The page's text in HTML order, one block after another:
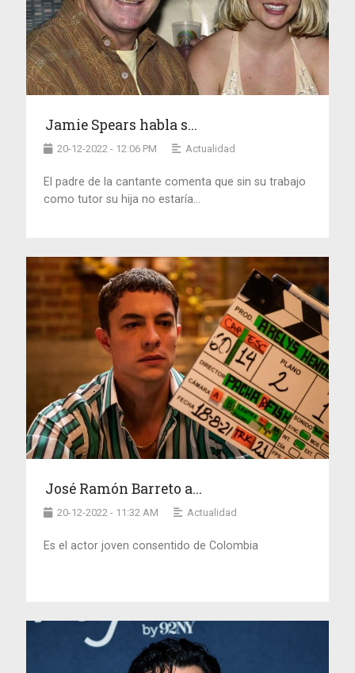
Jamie Spears habla s...
20-12-2022 - 12:06 PM Actualidad
El padre de la cantante comenta que sin su trabajo
como tutor su hija no estaría...
José Ramón Barreto a...
20-12-2022 - 11:32 AM Actualidad
Es el actor joven consentido de Colombia